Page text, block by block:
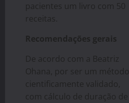
pacientes um livro com 50
receitas.
Recomendações gerais
De acordo com a Beatriz
Ohana, por ser um método
cientificamente validado,
com cálculo de duração de